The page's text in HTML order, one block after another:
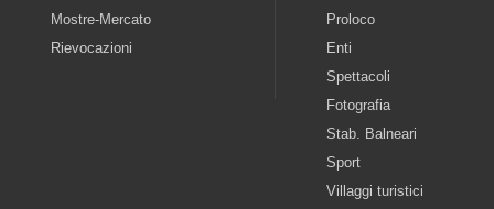
Mostre-Mercato
Rievocazioni
Proloco
Enti
Spettacoli
Fotografia
Stab. Balneari
Sport
Villaggi turistici